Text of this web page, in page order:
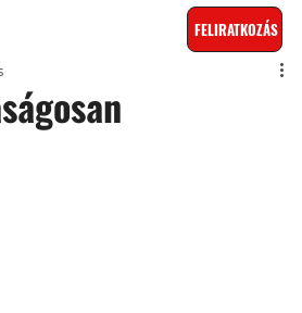
FELIRATKOZÁS